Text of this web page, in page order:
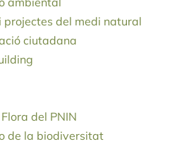
projectes del medi natural
ciutadana
del PNIN
de la biodiversitat